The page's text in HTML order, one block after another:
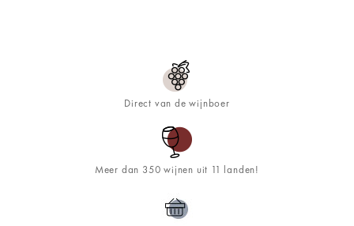
Direct van de wijnboer
Meer dan 350 wijnen uit 11 landen!